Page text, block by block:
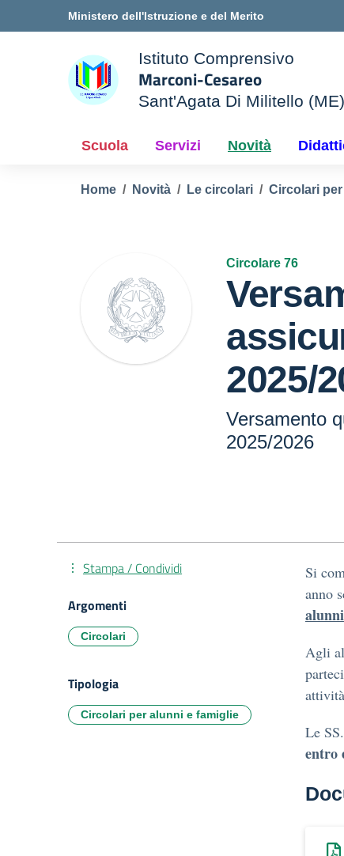
Vai ai contenuti
Vai al menu di navigazioneMinistero dell'Istruzione e del Merito
della scuola
Istituto Comprensivo
Marconi-Cesareo
Sant'Agata Di Militello (ME)
Scuola Servizi Novità
Home Novità Le circolari Circolari
Circolare 76
2025/
Versamento
2025/2026
Si
anno
Agli
Le
entro
Stampa / Condividi
Argomenti
Circolari
Tipologia
Circolari per alunni e famiglie